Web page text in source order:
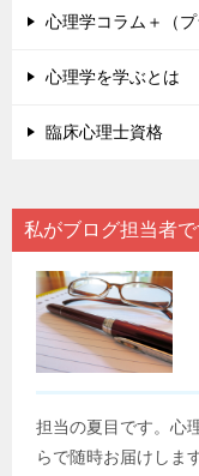
心理学コラム＋（プ
心理学を学ぶとは
臨床心理士資格
私がブログ担当者で
担当の夏目です。心
らで随時お届けしま